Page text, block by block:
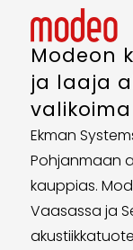
Modeon
ja laaja
Ekman
Pohjanmaan
kauppias.
Vaasassa ja